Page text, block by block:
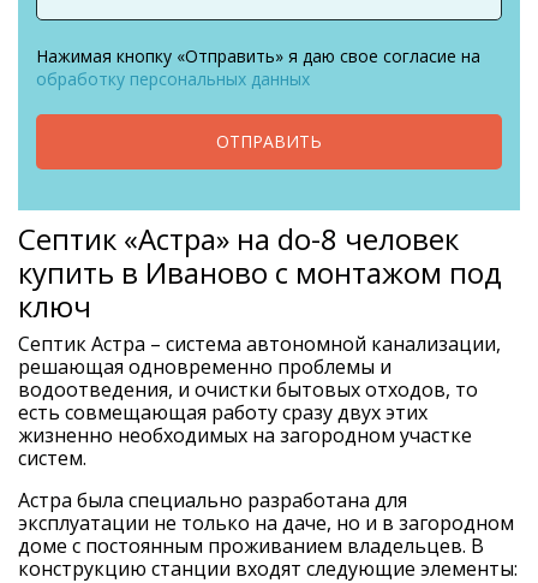
Нажимая кнопку «Отправить» я даю свое согласие на
обработку персональных данных
ОТПРАВИТЬ
Септик «Астра» на do-8 человек
купить в Иваново с монтажом под
ключ
Септик Астра – система автономной канализации,
решающая одновременно проблемы и
водоотведения, и очистки бытовых отходов, то
есть совмещающая работу сразу двух этих
жизненно необходимых на загородном участке
систем.
Астра была специально разработана для
эксплуатации не только на даче, но и в загородном
доме с постоянным проживанием владельцев. В
конструкцию станции входят следующие элементы: